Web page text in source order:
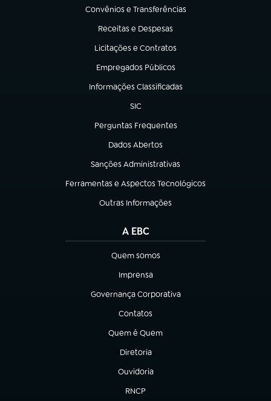
Convênios e Transferências
(abre em nova aba)
Receitas e Despesas
(abre em nova aba)
Licitações e Contratos
(abre em nova aba)
Empregados Públicos
(abre em nova aba)
Informações Classificadas
(abre em nova aba)
SIC
(abre em nova aba)
Perguntas Frequentes
(abre em nova aba)
Dados Abertos
(abre em nova aba)
Sanções Administrativas
(abre em nova aba)
Ferramentas e Aspectos Tecnológicos
(abre em nova aba)
Outras Informações
(abre em nova aba)
A EBC
Quem somos
(abre em nova aba)
Imprensa
(abre em nova aba)
Governança Corporativa
(abre em nova aba)
Contatos
(abre em nova aba)
Quem é Quem
(abre em nova aba)
Diretoria
(abre em nova aba)
Ouvidoria
(abre em nova aba)
RNCP
(abre em nova aba)